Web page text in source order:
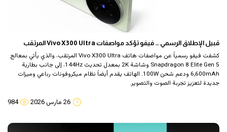
قبيل الإطلاق الرسمي … فيفو تؤكد مواصفات Vivo X300 Ultra المرتقب
كشفت فيفو رسمياً عن مواصفات هاتف Vivo X300 Ultra المرتقب، والذي يأتي بمعالج
Snapdragon 8 Elite Gen 5 وشاشة 2K بمعدل تحديث 144Hz، إلى جانب بطارية
6,600mAh ودعم شحن 100W. الهاتف يقدم أيضاً نظام ميكروفونات رباعي وميزات
جديدة لتعزيز تجربة الصوت والتصوير.
26 مارس 2026 984